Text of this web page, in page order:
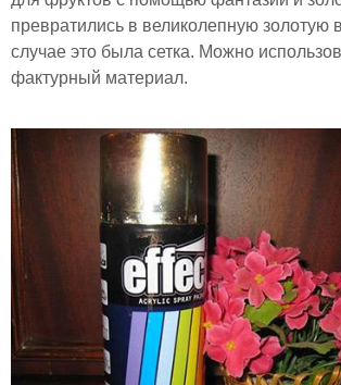
превратились в великолепную золотую
случае это была сетка. Можно
фактурный материал.